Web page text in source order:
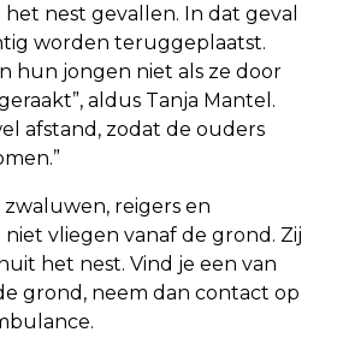
nest gevallen. In dat geval
worden teruggeplaatst.
hun jongen niet als ze door
aldus Tanja Mantel.
afstand, zodat de ouders
zwaluwen, reigers en
vliegen vanaf de grond. Zij
het nest. Vind je een van
grond, neem dan contact op